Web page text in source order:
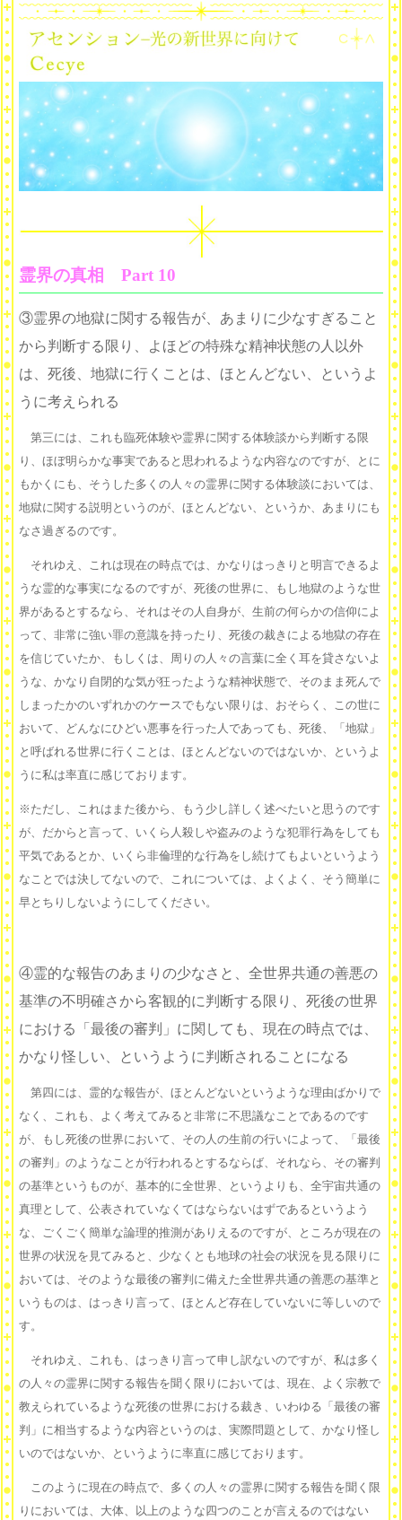
霊界の真相 Part 10
③霊界の地獄に関する報告が、あまりに少なすぎること
から判断する限り、よほどの特殊な精神状態の人以外
は、死後、地獄に行くことは、ほとんどない、というよ
うに考えられる
第三には、これも臨死体験や霊界に関する体験談から判断する限
り、ほぼ明らかな事実であると思われるような内容なのですが、とに
もかくにも、そうした多くの人々の霊界に関する体験談においては、
地獄に関する説明というのが、ほとんどない、というか、あまりにも
なさ過ぎるのです。
それゆえ、これは現在の時点では、かなりはっきりと明言できるよ
うな霊的な事実になるのですが、死後の世界に、もし地獄のような世
界があるとするなら、それはその人自身が、生前の何らかの信仰によ
って、非常に強い罪の意識を持ったり、死後の裁きによる地獄の存在
を信じていたか、もしくは、周りの人々の言葉に全く耳を貸さないよ
うな、かなり自閉的な気が狂ったような精神状態で、そのまま死んで
しまったかのいずれかのケースでもない限りは、おそらく、この世に
おいて、どんなにひどい悪事を行った人であっても、死後、「地獄」
と呼ばれる世界に行くことは、ほとんどないのではないか、というよ
うに私は率直に感じております。
※ただし、これはまた後から、もう少し詳しく述べたいと思うのです
が、だからと言って、いくら人殺しや盗みのような犯罪行為をしても
平気であるとか、いくら非倫理的な行為をし続けてもよいというよう
なことでは決してないので、これについては、よくよく、そう簡単に
早とちりしないようにしてください。
④霊的な報告のあまりの少なさと、全世界共通の善悪の
基準の不明確さから客観的に判断する限り、死後の世界
における「最後の審判」に関しても、現在の時点では、
かなり怪しい、というように判断されることになる
第四には、霊的な報告が、ほとんどないというような理由ばかりで
なく、これも、よく考えてみると非常に不思議なことであるのです
が、もし死後の世界において、その人の生前の行いによって、「最後
の審判」のようなことが行われるとするならば、それなら、その審判
の基準というものが、基本的に全世界、というよりも、全宇宙共通の
真理として、公表されていなくてはならないはずであるというよう
な、ごくごく簡単な論理的推測がありえるのですが、ところが現在の
世界の状況を見てみると、少なくとも地球の社会の状況を見る限りに
おいては、そのような最後の審判に備えた全世界共通の善悪の基準と
いうものは、はっきり言って、ほとんど存在していないに等しいので
す。
それゆえ、これも、はっきり言って申し訳ないのですが、私は多く
の人々の霊界に関する報告を聞く限りにおいては、現在、よく宗教で
教えられているような死後の世界における裁き、いわゆる「最後の審
判」に相当するような内容というのは、実際問題として、かなり怪し
いのではないか、というように率直に感じております。
このように現在の時点で、多くの人々の霊界に関する報告を聞く限
りにおいては、大体、以上のような四つのことが言えるのではない